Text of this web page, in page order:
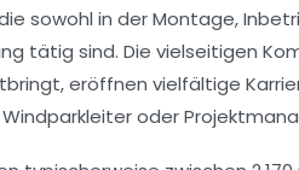
sowohl in der Montage,
tätig sind. Die vielseitigen
eröffnen vielfältige
oder